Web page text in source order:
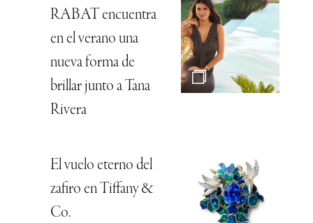
RABAT encuentra
en el verano una
nueva forma de
brillar junto a Tana
Rivera
El vuelo eterno del
zafiro en Tiffany &
Co.